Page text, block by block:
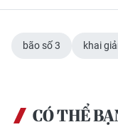
NHÂN DÂN HẰNG
ĐỌC BÁO IN
bão số 3 khai
CÓ THỂ